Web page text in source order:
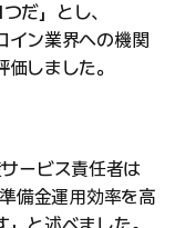
だ」とし、
イン業界への機関
しました。
ービス責任者は
備金運用効率を高